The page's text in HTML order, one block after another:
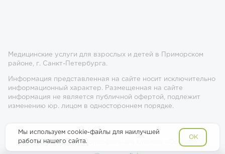
Медицинские услуги для взрослых и детей в Приморском
районе, г. Санкт-Петербурга.
Информация представленная на сайте носит исключительно
информационный характер. Размещенная на сайте
информация не является публичной офертой, подлежит
изменению юр. лицом в одностороннем порядке.
© 2017-2026 Многопрофильная клиника «Основа»
Мы используем cookie-файлы для наилучшей
работы нашего сайта.
OK